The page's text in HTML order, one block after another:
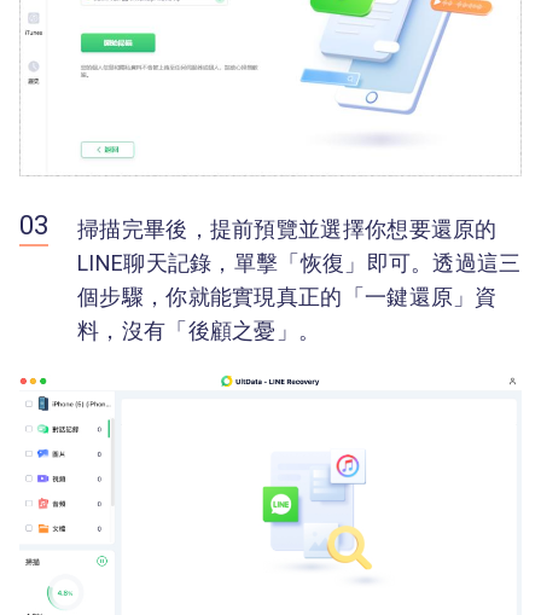
掃描完畢後，提前預覽並選擇你想要還原的
LINE聊天記錄，單擊「恢復」即可。透過這三
個步驟，你就能實現真正的「一鍵還原」資
料，沒有「後顧之憂」。